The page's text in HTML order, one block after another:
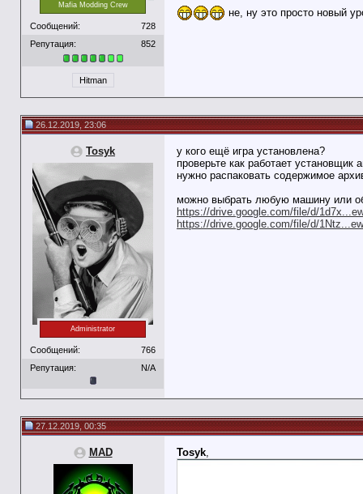
Mafia Modding Crew
Сообщений:
728
Репутация:
852
Hitman
не, ну это просто новый
26.12.2019, 23:06
Tosyk
Administrator
Сообщений:
766
Репутация:
N/A
у кого ещё игра установлена?
проверьте как работает установщик
нужно распаковать содержимое
можно выбрать любую машину или
https://drive.google.com/file/d/
https://drive.google.com/file/d/
27.12.2019, 00:35
MAD Tosyk,